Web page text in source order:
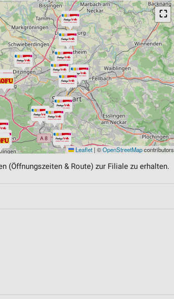
⛶
Leaflet | ©OpenStreetMapcontributors
(Öffnungszeiten & Route) zur Filiale zu erhalten.